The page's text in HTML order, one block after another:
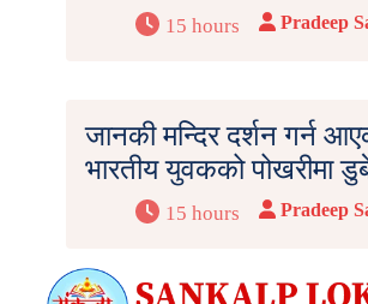
15 hours Pradeep
जानकी मन्दिर दर्शन गर्न
भारतीय युवकको पोखरीमा
15 hours Pradeep